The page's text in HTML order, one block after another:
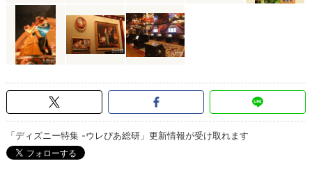
「ディズニー特集 -ウレぴあ総研」更新情報が受け取れます